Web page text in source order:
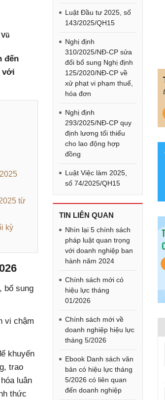
đến
với
từ
kỳ
bổ sung
vi chậm
khuyến
trao
luân
thức
Luật Đầu tư 2025, số
143/2025/QH15
Nghị định
310/2025/NĐ-CP sửa
đổi bổ sung Nghị định
125/2020/NĐ-CP về
xử phạt vi phạm thuế,
hóa đơn
Nghị định
293/2025/NĐ-CP quy
định lương tối thiểu
cho lao động hợp
đồng
Luật Việc làm 2025,
số 74/2025/QH15
TIN LIÊN QUAN
Nhìn lại 5 chính sách
pháp luật quan trọng
với doanh nghiệp ban
hành năm 2024
Chính sách mới có
hiệu lực tháng
01/2026
Chính sách mới về
doanh nghiệp hiệu lực
tháng 5/2026
Ebook Danh sách văn
bản có hiệu lực tháng
5/2026 có liên quan
đến doanh nghiệp